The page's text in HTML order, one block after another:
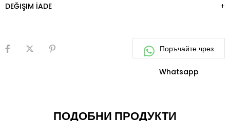
DEĞIŞIM İADE
ПОДОБНИ ПРОДУКТИ